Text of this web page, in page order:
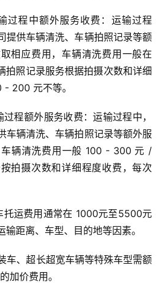
过程中额外服务收费：运输过程
提供车辆清洗、车辆拍照记录等额
相应费用，车辆清洗费用一般在
照记录服务根据拍摄次数和详细
200 元不等。
程额外服务收费：运输过程中，
车辆清洗、车辆拍照记录等额外服
辆清洗费用一般 100 - 300 元 /
拍摄次数和详细程度收费，每次
托运费用通常在 1000元至5500元
距离、车型、目的地等因素。
车、超长超宽车辆等特殊车型需额
加价费用。